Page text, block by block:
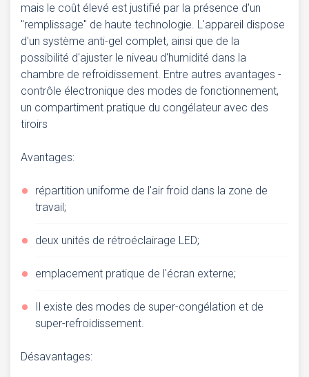
mais le coût élevé est justifié par la présence d'un
"remplissage" de haute technologie. L'appareil dispose
d'un système anti-gel complet, ainsi que de la
possibilité d'ajuster le niveau d'humidité dans la
chambre de refroidissement. Entre autres avantages -
contrôle électronique des modes de fonctionnement,
un compartiment pratique du congélateur avec des
tiroirs
Avantages:
répartition uniforme de l'air froid dans la zone de
travail;
deux unités de rétroéclairage LED;
emplacement pratique de l'écran externe;
Il existe des modes de super-congélation et de
super-refroidissement.
Désavantages: